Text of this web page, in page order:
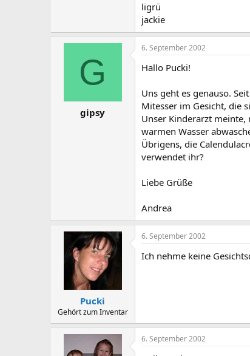
ligrü
jackie
G
gipsy
6. September 2002
Hallo Pucki!
Uns geht es genauso.
Mitesser im Gesicht, die
Unser Kinderarzt
warmen Wasser
Übrigens, die
verwendet ihr?
Liebe Grüße
Andrea
Pucki
Gehört zum Inventar
6. September 2002
Ich nehme keine
6. September 2002